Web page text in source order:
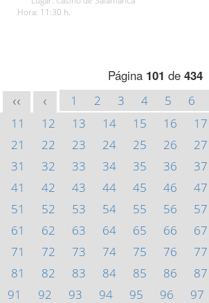
Hora: 11:30 h.
Página 101 de 434
<< < 1 2 3 4 5 6
11
12 13 14 15 16 17
21
22 23 24 25 26 27
31
32 33 34 35 36 37
41
42 43 44 45 46 47
51
52 53 54 55 56 57
61
62 63 64 65 66 67
71
72 73 74 75 76 77
81
82 83 84 85 86 87
91
92 93 94 95 96 97